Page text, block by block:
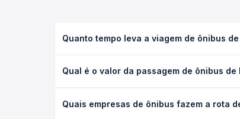
Quanto tempo leva a viagem de ônibus
(convencional, executivo ou leito) e as
Qual é o valor da passagem de ônibus
empresa, o tipo de poltrona e a
Quais empresas de ônibus fazem a rota